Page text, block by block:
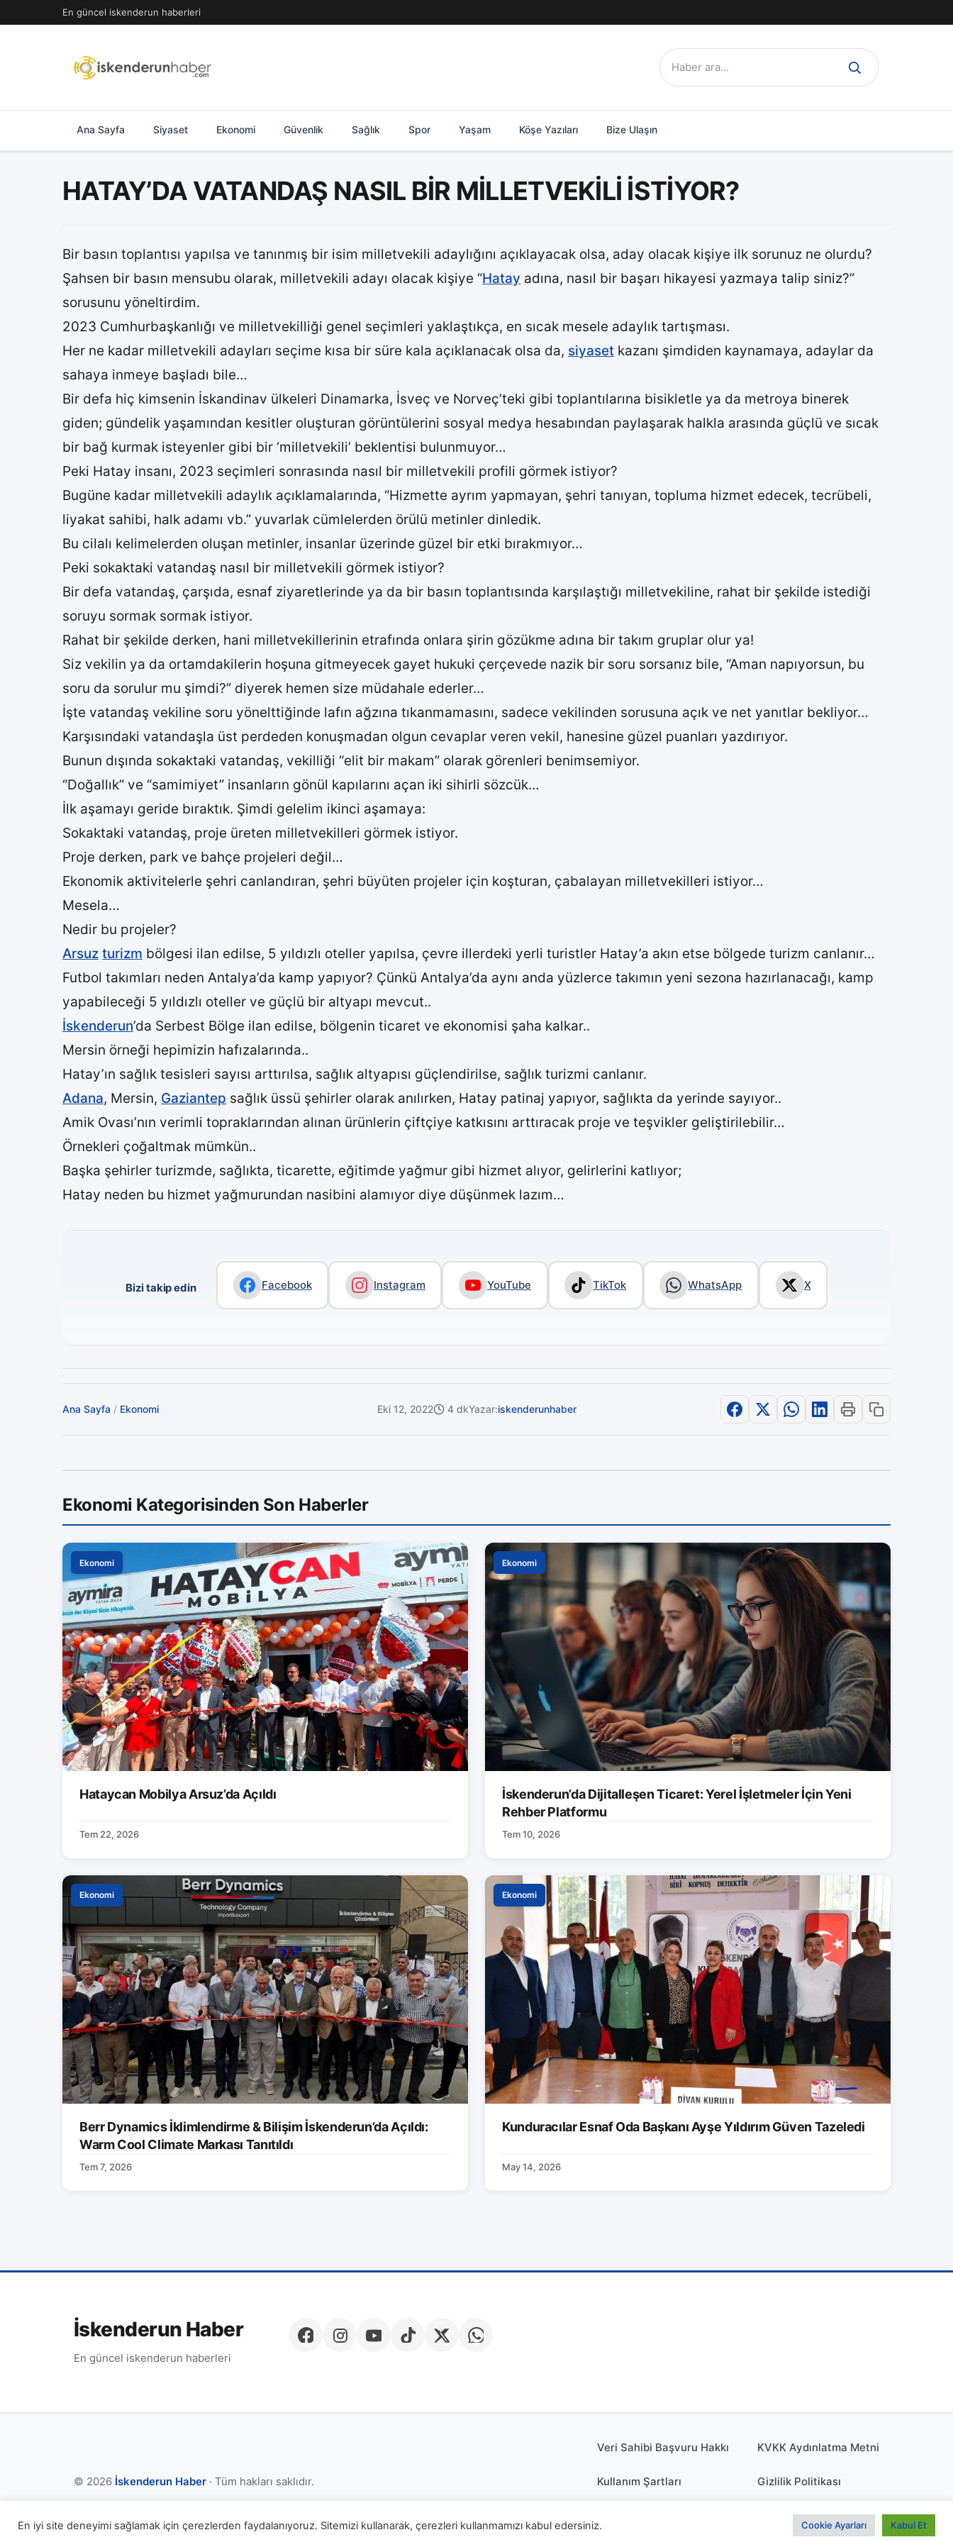
geç
En güncel iskenderun haberleri
Ara:
Ana Sayfa Siyaset Ekonomi Güvenlik Sağlık Spor Yaşam Köşe Yazıları Bize Ulaşın
HATAY’DA VATANDAŞ NASIL BİR MİLLETVEKİLİ İSTİYOR?
Bir basın toplantısı yapılsa ve tanınmış bir isim milletvekili adaylığını açıklayacak olsa, aday olacak kişiye ilk sorunuz ne olurdu?
Şahsen bir basın mensubu olarak, milletvekili adayı olacak kişiye “Hatay adına, nasıl bir başarı hikayesi yazmaya talip siniz?”
sorusunu yöneltirdim.
2023 Cumhurbaşkanlığı ve milletvekilliği genel seçimleri yaklaştıkça, en sıcak mesele adaylık tartışması.
Her ne kadar milletvekili adayları seçime kısa bir süre kala açıklanacak olsa da, siyaset kazanı şimdiden kaynamaya, adaylar da
sahaya inmeye başladı bile…
Bir defa hiç kimsenin İskandinav ülkeleri Dinamarka, İsveç ve Norveç’teki gibi toplantılarına bisikletle ya da metroya binerek
giden; gündelik yaşamından kesitler oluşturan görüntülerini sosyal medya hesabından paylaşarak halkla arasında güçlü ve sıcak
bir bağ kurmak isteyenler gibi bir ‘milletvekili’ beklentisi bulunmuyor…
Peki Hatay insanı, 2023 seçimleri sonrasında nasıl bir milletvekili profili görmek istiyor?
Bugüne kadar milletvekili adaylık açıklamalarında, “Hizmette ayrım yapmayan, şehri tanıyan, topluma hizmet edecek, tecrübeli,
liyakat sahibi, halk adamı vb.” yuvarlak cümlelerden örülü metinler dinledik.
Bu cilalı kelimelerden oluşan metinler, insanlar üzerinde güzel bir etki bırakmıyor…
Peki sokaktaki vatandaş nasıl bir milletvekili görmek istiyor?
Bir defa vatandaş, çarşıda, esnaf ziyaretlerinde ya da bir basın toplantısında karşılaştığı milletvekiline, rahat bir şekilde istediği
soruyu sormak sormak istiyor.
Rahat bir şekilde derken, hani milletvekillerinin etrafında onlara şirin gözükme adına bir takım gruplar olur ya!
Siz vekilin ya da ortamdakilerin hoşuna gitmeyecek gayet hukuki çerçevede nazik bir soru sorsanız bile, “Aman napıyorsun, bu
soru da sorulur mu şimdi?” diyerek hemen size müdahale ederler…
İşte vatandaş vekiline soru yönelttiğinde lafın ağzına tıkanmamasını, sadece vekilinden sorusuna açık ve net yanıtlar bekliyor…
Karşısındaki vatandaşla üst perdeden konuşmadan olgun cevaplar veren vekil, hanesine güzel puanları yazdırıyor.
Bunun dışında sokaktaki vatandaş, vekilliği “elit bir makam” olarak görenleri benimsemiyor.
“Doğallık” ve “samimiyet” insanların gönül kapılarını açan iki sihirli sözcük…
İlk aşamayı geride bıraktık. Şimdi gelelim ikinci aşamaya:
Sokaktaki vatandaş, proje üreten milletvekilleri görmek istiyor.
Proje derken, park ve bahçe projeleri değil…
Ekonomik aktivitelerle şehri canlandıran, şehri büyüten projeler için koşturan, çabalayan milletvekilleri istiyor…
Mesela…
Nedir bu projeler?
Arsuz turizm bölgesi ilan edilse, 5 yıldızlı oteller yapılsa, çevre illerdeki yerli turistler Hatay’a akın etse bölgede turizm canlanır…
Futbol takımları neden Antalya’da kamp yapıyor? Çünkü Antalya’da aynı anda yüzlerce takımın yeni sezona hazırlanacağı, kamp
yapabileceği 5 yıldızlı oteller ve güçlü bir altyapı mevcut..
İskenderun’da Serbest Bölge ilan edilse, bölgenin ticaret ve ekonomisi şaha kalkar..
Mersin örneği hepimizin hafızalarında..
Hatay’ın sağlık tesisleri sayısı arttırılsa, sağlık altyapısı güçlendirilse, sağlık turizmi canlanır.
Adana, Mersin, Gaziantep sağlık üssü şehirler olarak anılırken, Hatay patinaj yapıyor, sağlıkta da yerinde sayıyor..
Amik Ovası’nın verimli topraklarından alınan ürünlerin çiftçiye katkısını arttıracak proje ve teşvikler geliştirilebilir…
Örnekleri çoğaltmak mümkün..
Başka şehirler turizmde, sağlıkta, ticarette, eğitimde yağmur gibi hizmet alıyor, gelirlerini katlıyor;
Hatay neden bu hizmet yağmurundan nasibini alamıyor diye düşünmek lazım…
Bizi takip edin Facebook Instagram YouTube TikTok WhatsApp X
Ana Sayfa / Ekonomi Eki 12, 2022 4 dkYazar:iskenderunhaber
Ekonomi Kategorisinden Son Haberler
Ekonomi
Hataycan Mobilya Arsuz’da Açıldı
Tem 22, 2026
Ekonomi
İskenderun’da Dijitalleşen Ticaret: Yerel İşletmeler İçin Yeni
Rehber Platformu
Tem 10, 2026
Ekonomi
Berr Dynamics İklimlendirme & Bilişim İskenderun’da Açıldı:
Warm Cool Climate Markası Tanıtıldı
Tem 7, 2026
Ekonomi
Kunduracılar Esnaf Oda Başkanı Ayşe Yıldırım Güven Tazeledi
May 14, 2026
İskenderun Haber
En güncel iskenderun haberleri
© 2026 İskenderun Haber · Tüm hakları saklıdır.
Veri Sahibi Başvuru Hakkı KVKK Aydınlatma Metni
Kullanım Şartları Gizlilik Politikası
KÜNYE
En iyi site deneyimi sağlamak için çerezlerden faydalanıyoruz. Sitemizi kullanarak, çerezleri kullanmamızı kabul edersiniz. Cookie Ayarları Kabul Et